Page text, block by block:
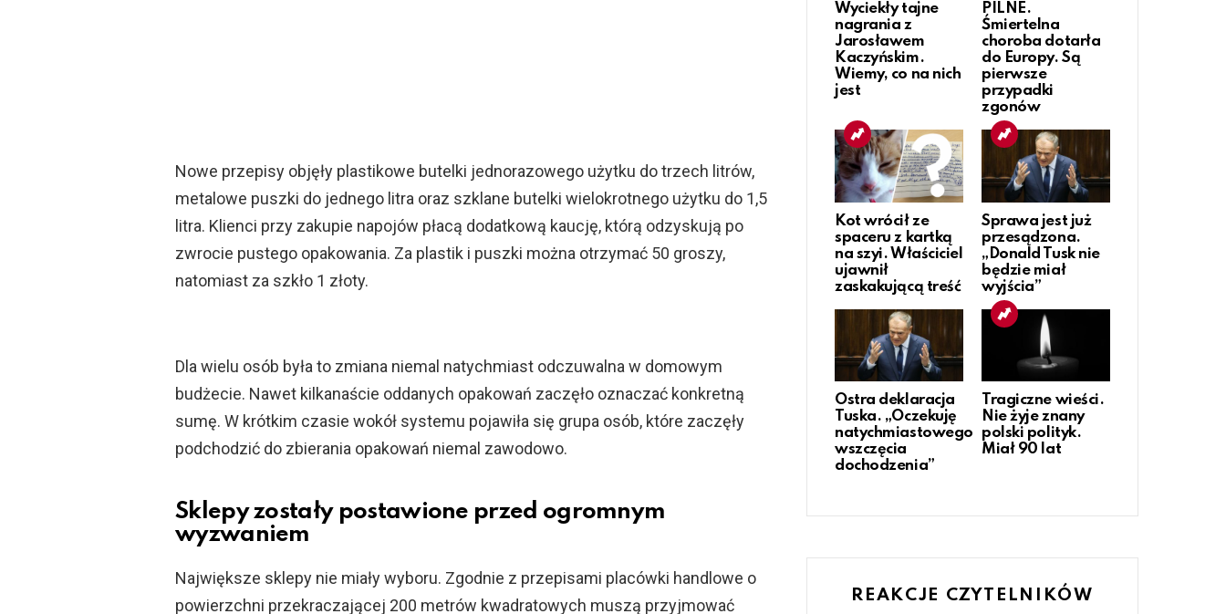
Nowe przepisy objęły plastikowe butelki jednorazowego użytku do trzech litrów,
metalowe puszki do jednego litra oraz szklane butelki wielokrotnego użytku do 1,5
litra. Klienci przy zakupie napojów płacą dodatkową kaucję, którą odzyskują po
zwrocie pustego opakowania. Za plastik i puszki można otrzymać 50 groszy,
natomiast za szkło 1 złoty.
Dla wielu osób była to zmiana niemal natychmiast odczuwalna w domowym
budżecie. Nawet kilkanaście oddanych opakowań zaczęło oznaczać konkretną
sumę. W krótkim czasie wokół systemu pojawiła się grupa osób, które zaczęły
podchodzić do zbierania opakowań niemal zawodowo.
Sklepy zostały postawione przed ogromnym
wyzwaniem
Największe sklepy nie miały wyboru. Zgodnie z przepisami placówki handlowe o
powierzchni przekraczającej 200 metrów kwadratowych muszą przyjmować
Wyciekły tajne
nagrania z
Jarosławem
Kaczyńskim.
Wiemy, co na nich
jest
PILNE.
Śmiertelna
choroba dotarła
do Europy. Są
pierwsze
przypadki
zgonów
Kot wrócił ze
spaceru z kartką
na szyi. Właściciel
ujawnił
zaskakującą treść
Sprawa jest już
przesądzona.
„Donald Tusk nie
będzie miał
wyjścia”
Ostra deklaracja
Tuska. „Oczekuję
natychmiastowego
wszczęcia
dochodzenia”
Tragiczne wieści.
Nie żyje znany
polski polityk.
Miał 90 lat
REAKCJE CZYTELNIKÓW